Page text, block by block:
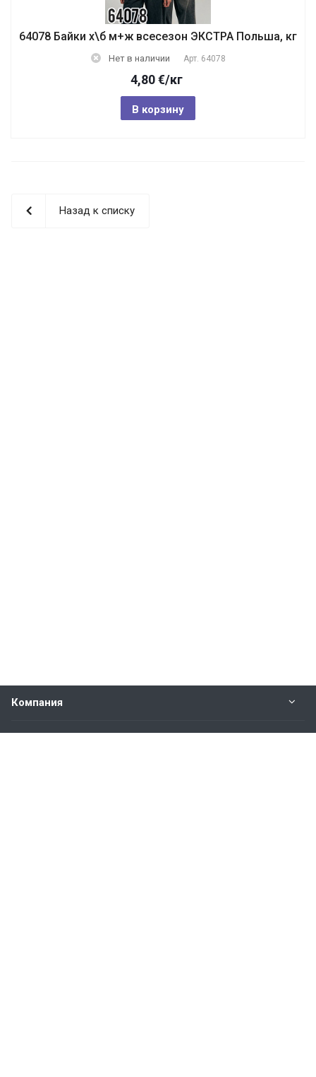
64078 Байки х\б м+ж всесезон ЭКСТРА Польша, кг
Нет в наличии Арт. 64078
4,80€/кг
В корзину
Назад к списку
Компания